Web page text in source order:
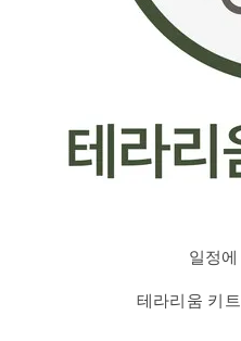
일정
테라리움 키